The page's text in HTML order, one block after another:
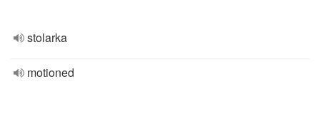
stolarka
motioned